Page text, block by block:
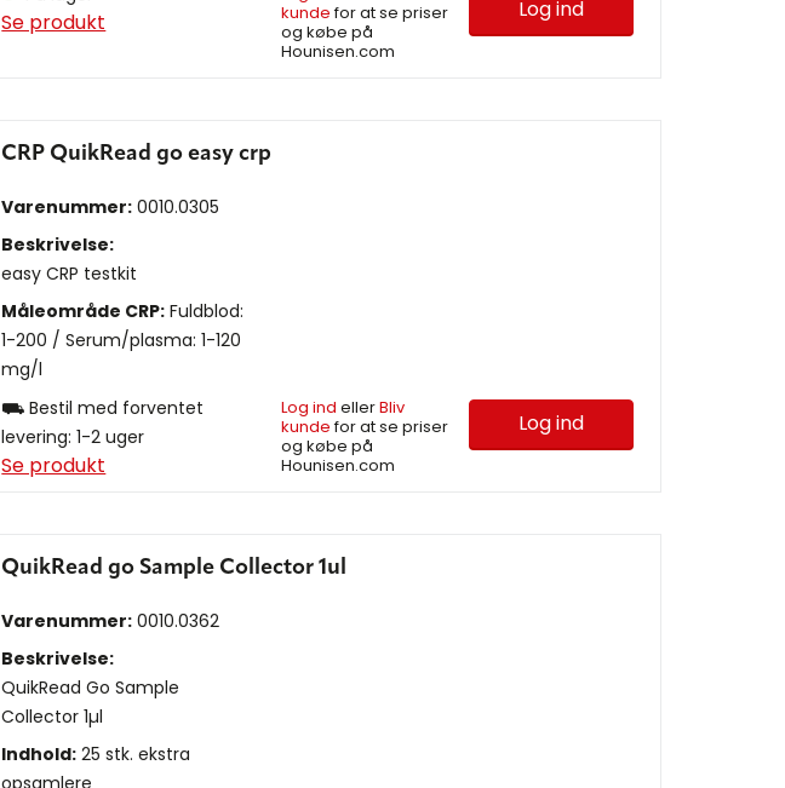
Se produkt
kundefor at se priser
og købe på
Hounisen.com
Log ind
CRP QuikRead go easy crp
Varenummer: 0010.0305
Beskrivelse:
easy CRP testkit
Måleområde CRP: Fuldblod:
1-200 / Serum/plasma: 1-120
mg/l
⛟ Bestil med forventet
levering: 1-2 uger
Se produkt
Log ind ellerBliv
kundefor at se priser
og købe på
Hounisen.com
Log ind
QuikRead go Sample Collector 1ul
Varenummer: 0010.0362
Beskrivelse:
QuikRead Go Sample
Collector 1µl
Indhold: 25 stk. ekstra
opsamlere